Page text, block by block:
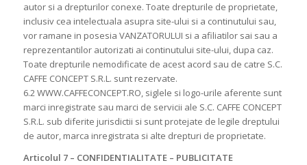
autor si a drepturilor conexe. Toate drepturile de proprietate,
inclusiv cea intelectuala asupra site-ului si a continutului sau,
vor ramane in posesia VANZATORULUI si a afiliatilor sai sau a
reprezentantilor autorizati ai continutului site-ului, dupa caz.
Toate drepturile nemodificate de acest acord sau de catre S.C.
CAFFE CONCEPT S.R.L. sunt rezervate.
6.2 WWW.CAFFECONCEPT.RO, siglele si logo-urile aferente sunt
marci inregistrate sau marci de servicii ale S.C. CAFFE CONCEPT
S.R.L. sub diferite jurisdictii si sunt protejate de legile dreptului
de autor, marca inregistrata si alte drepturi de proprietate.
Articolul 7 – CONFIDENTIALITATE – PUBLICITATE